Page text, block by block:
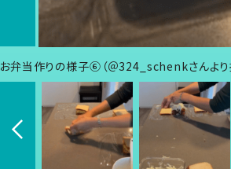
お弁当作りの様子⑥（＠324_schenkさんより